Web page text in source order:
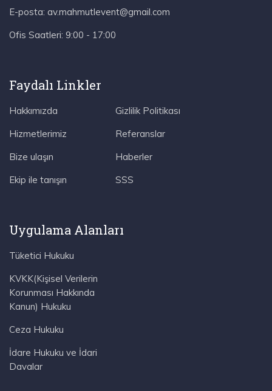
E-posta: av.mahmutlevent@gmail.com
Ofis Saatleri: 9:00 - 17:00
Faydalı Linkler
Hakkımızda
Hizmetlerimiz
Bize ulaşın
Ekip ile tanışın
Gizlilik Politikası
Referanslar
Haberler
SSS
Uygulama Alanları
Tüketici Hukuku
KVKK(Kişisel Verilerin
Korunması Hakkında
Kanun) Hukuku
Ceza Hukuku
İdare Hukuku ve İdari
Davalar